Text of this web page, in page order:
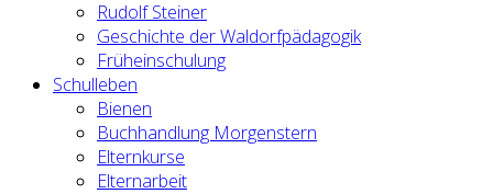
Rudolf Steiner
Geschichte der Waldorfpädagogik
Früheinschulung
Schulleben
Bienen
Buchhandlung Morgenstern
Elternkurse
Elternarbeit